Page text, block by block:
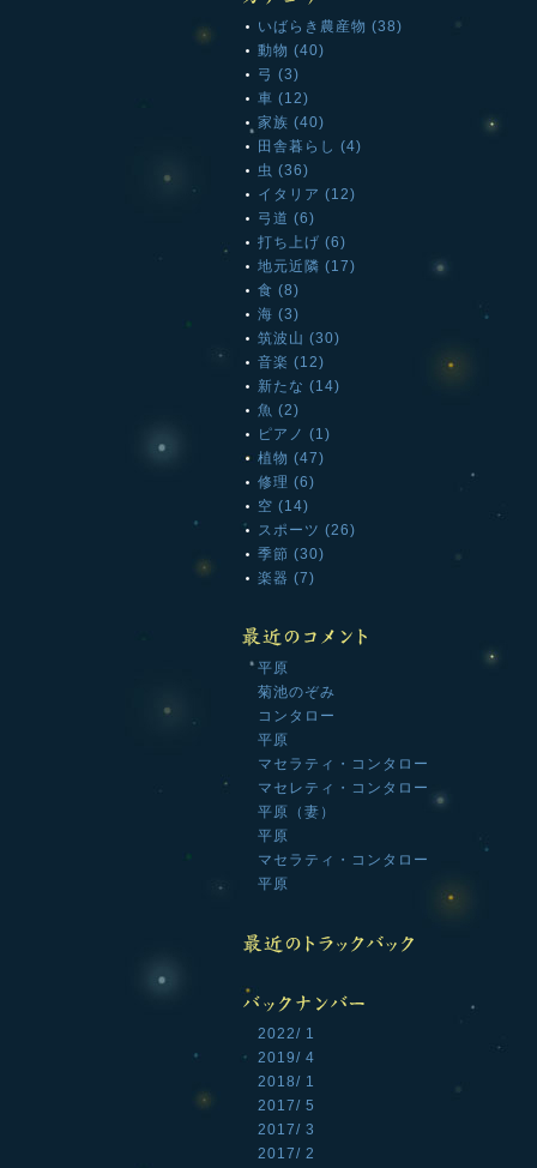
いばらき農産物 (38)
動物 (40)
弓 (3)
車 (12)
家族 (40)
田舎暮らし (4)
虫 (36)
イタリア (12)
弓道 (6)
打ち上げ (6)
地元近隣 (17)
食 (8)
海 (3)
筑波山 (30)
音楽 (12)
新たな (14)
魚 (2)
ピアノ (1)
植物 (47)
修理 (6)
空 (14)
スポーツ (26)
季節 (30)
楽器 (7)
平原
菊池のぞみ
コンタロー
平原
マセラティ・コンタロー
マセレティ・コンタロー
平原（妻）
平原
マセラティ・コンタロー
平原
2022/ 1
2019/ 4
2018/ 1
2017/ 5
2017/ 3
2017/ 2